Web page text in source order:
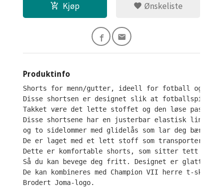
Kjøp Ønskeliste
Produktinfo
Shorts for menn/gutter, ideell for fotball og
Disse shortsen er designet slik at fotballspilleren
Takket være det lette stoffet og den løse
Disse shortsene har en justerbar elastisk
og to sidelommer med glidelås som lar deg bære
De er laget med et lett stoff som transporterer
Dette er komfortable shorts, som sitter tett og
Så du kan bevege deg fritt. Designet er glatt,
De kan kombineres med Champion VII herre t-
Brodert Joma-logo.